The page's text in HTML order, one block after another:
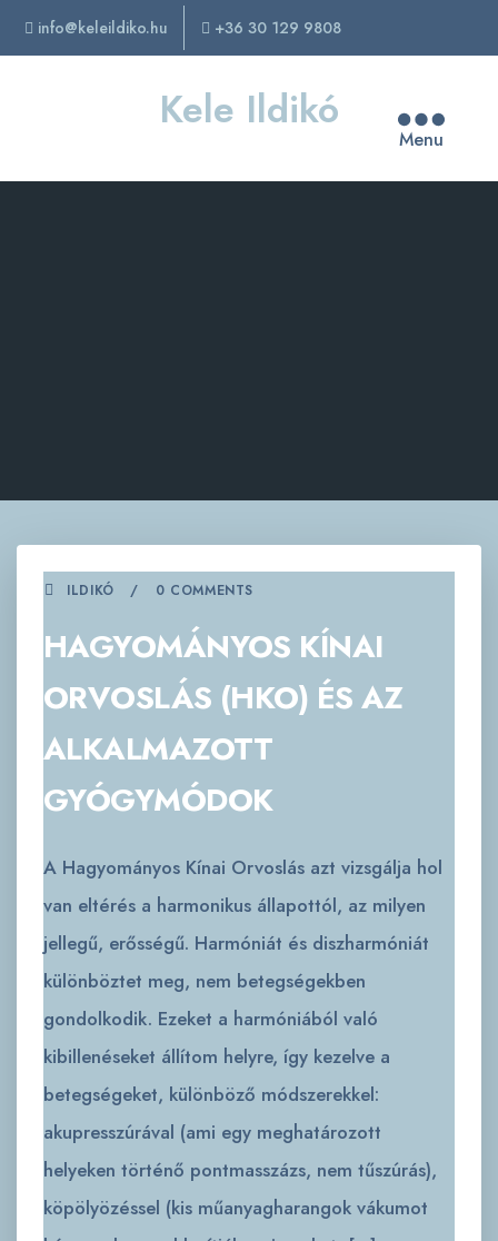
info@keleildiko.hu +36 30 129 9808
Kele Ildikó
Menu
ILDIKÓ 0 COMMENTS
HAGYOMÁNYOS KÍNAI
ORVOSLÁS (HKO) ÉS AZ
ALKALMAZOTT
GYÓGYMÓDOK
A Hagyományos Kínai Orvoslás azt vizsgálja hol
van eltérés a harmonikus állapottól, az milyen
jellegű, erősségű. Harmóniát és diszharmóniát
különböztet meg, nem betegségekben
gondolkodik. Ezeket a harmóniából való
kibillenéseket állítom helyre, így kezelve a
betegségeket, különböző módszerekkel:
akupresszúrával (ami egy meghatározott
helyeken történő pontmasszázs, nem tűszúrás),
köpölyözéssel (kis műanyagharangok vákumot